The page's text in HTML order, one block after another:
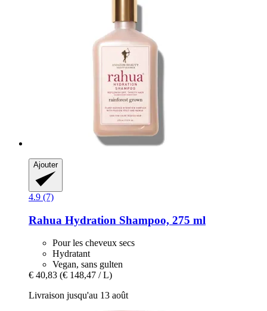
Ajouter
4.9 (7)
Rahua Hydration Shampoo, 275 ml
Pour les cheveux secs
Hydratant
Vegan, sans gulten
€ 40,83 (€ 148,47 / L)
Livraison jusqu'au 13 août